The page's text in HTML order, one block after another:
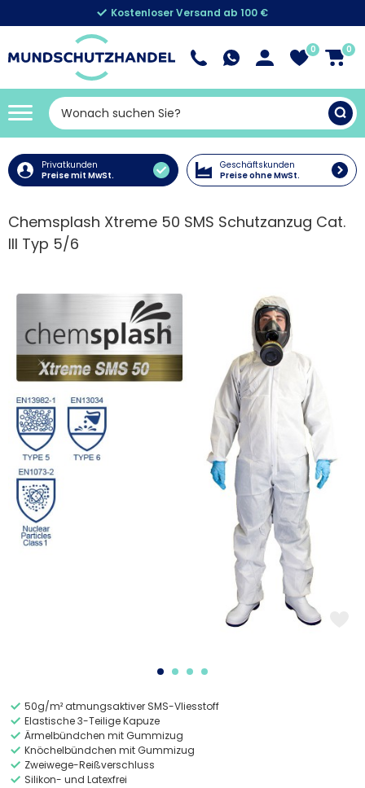
Kostenloser Versand ab 100 €
0 0
Privatkunden
Preise mit MwSt.
Geschäftskunden
Preise ohne MwSt.
Chemsplash Xtreme 50 SMS Schutzanzug Cat.
III Typ 5/6
50g/m² atmungsaktiver SMS-Vliesstoff
Elastische 3-Teilige Kapuze
Ärmelbündchen mit Gummizug
Knöchelbündchen mit Gummizug
Zweiwege-Reißverschluss
Silikon- und Latexfrei